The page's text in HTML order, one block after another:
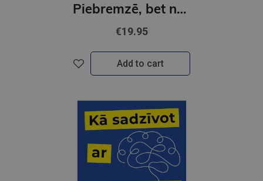
Piebremzē, bet neapstājies
€19.95
Add to cart